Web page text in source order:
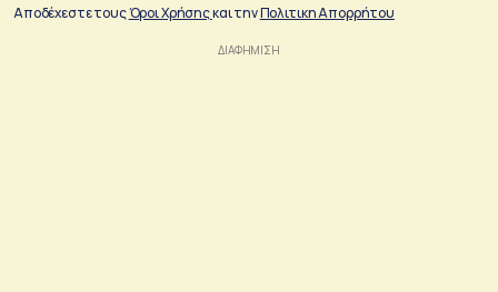
Αποδέχεστε τουςΌροι Χρήσηςκαι τηνΠολιτικη Απορρήτου